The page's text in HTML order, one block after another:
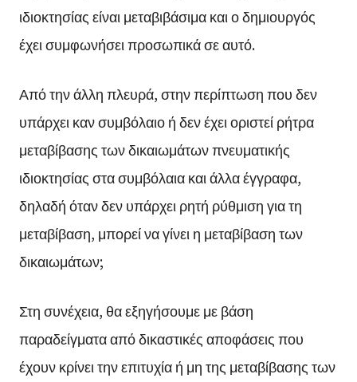
ιδιοκτησίας είναι μεταβιβάσιμα και ο δημιουργός
έχει συμφωνήσει προσωπικά σε αυτό.
Από την άλλη πλευρά, στην περίπτωση που δεν
υπάρχει καν συμβόλαιο ή δεν έχει οριστεί ρήτρα
μεταβίβασης των δικαιωμάτων πνευματικής
ιδιοκτησίας στα συμβόλαια και άλλα έγγραφα,
δηλαδή όταν δεν υπάρχει ρητή ρύθμιση για τη
μεταβίβαση, μπορεί να γίνει η μεταβίβαση των
δικαιωμάτων;
Στη συνέχεια, θα εξηγήσουμε με βάση
παραδείγματα από δικαστικές αποφάσεις που
έχουν κρίνει την επιτυχία ή μη της μεταβίβασης των